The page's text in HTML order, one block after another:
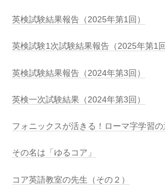
英検試験結果報告（2025年第1回）
英検試験1次試験結果報告（2025年第1回
英検試験結果報告（2024年第3回）
英検一次試験結果（2024年第3回）
フォニックスが活きる！ローマ字学習の
その名は「ゆるコア」
コア英語教室の先生（その２）